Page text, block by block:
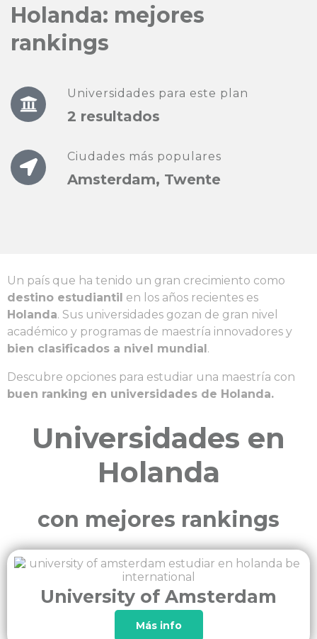
Holanda: mejores
rankings
Universidades para este plan
2 resultados
Ciudades más populares
Amsterdam, Twente
Un país que ha tenido un gran crecimiento como
destino estudiantil en los años recientes es
Holanda. Sus universidades gozan de gran nivel
académico y programas de maestría innovadores y
bien clasificados a nivel mundial.
Descubre opciones para estudiar una maestría con
buen ranking en universidades de Holanda.
Universidades en
Holanda
con mejores rankings
University of Amsterdam
Más info